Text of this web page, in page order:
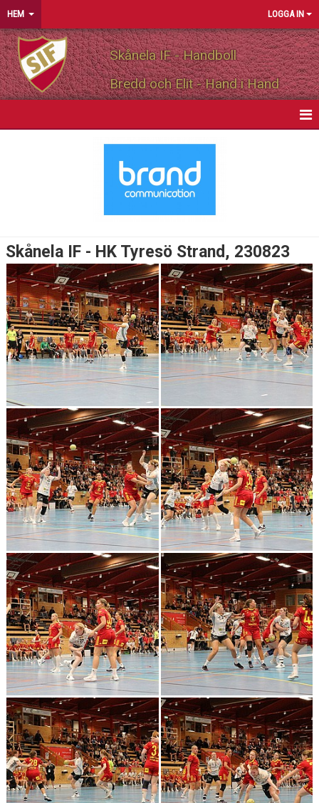
HEM LOGGA IN
Skånela IF - Handboll
Bredd och Elit - Hand i Hand
PARTNERS
MATCHER
KALENDER
KONTAKT LAG
DOKUMENT
LÄNKAR
KORTPLANSSPELEN
Skånela IF - HK Tyresö Strand, 230823